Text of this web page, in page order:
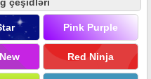
Pink Purple
Red Ninja